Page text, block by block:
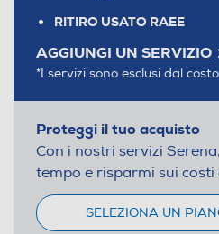
RITIRO USATO RAEE
AGGIUNGI UN SERVIZIO
*I servizi sono esclusi dal
Proteggi il tuo acquisto
Con i nostri servizi
tempo e risparmi sui
SELEZIONA UN